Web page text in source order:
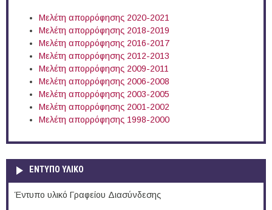
Μελέτη απορρόφησης 2020-2021
Μελέτη απορρόφησης 2018-2019
Μελέτη απορρόφησης 2016-2017
Μελέτη απορρόφησης 2012-2013
Μελέτη απορρόφησης 2009-2011
Μελέτη απορρόφησης 2006-2008
Μελέτη απορρόφησης 2003-2005
Μελέτη απορρόφησης 2001-2002
Μελέτη απορρόφησης 1998-2000
ΕΝΤΥΠΟ ΥΛΙΚΟ
Έντυπο υλικό Γραφείου Διασύνδεσης